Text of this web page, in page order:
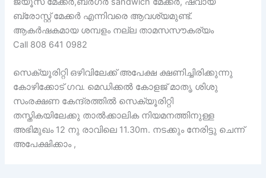
ബ്രോസ്റ്റ് മേക്കർ എന്നിവരെ ആവശ്യമുണ്ട്.
ആകർഷകമായ ശമ്പളം നല്ല താമസസൗകര്യം
Call 808 641 0982
സെക്യൂരിറ്റി ഒഴിവിലേക്ക് അപേക്ഷ ക്ഷണിച്ചിരിക്കുന്നു
കോഴിക്കോട് ഗവ. മെഡിക്കൽ കോളജ് മാതൃ ശിശു
സംരക്ഷണ കേന്ദ്രത്തിൽ സെക്യൂരിറ്റി
തസ്തികയിലേക്കു താൽക്കാലിക നിയമനത്തിനുള്ള
അഭിമുഖം 12 നു രാവിലെ 11.30m. നടക്കും നേരിട്ടു ചെന്ന്
അപേക്ഷിക്കാം ,